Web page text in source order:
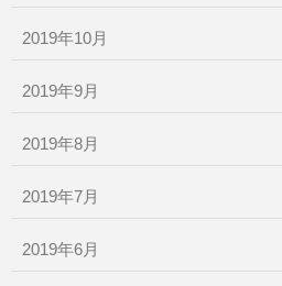
2019年10月
2019年9月
2019年8月
2019年7月
2019年6月